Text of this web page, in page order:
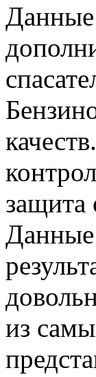
Данные
защита
Данные
из